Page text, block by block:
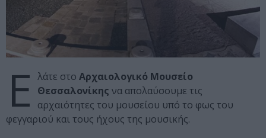
Ε λάτε στο Αρχαιολογικό Μουσείο
Θεσσαλονίκης να απολαύσουμε τις
αρχαιότητες του μουσείου υπό το φως του
φεγγαριού και τους ήχους της μουσικής.